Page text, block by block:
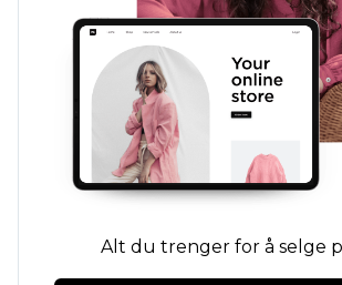
Alt du trenger for å selge